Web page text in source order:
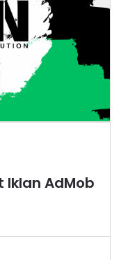
Iklan AdMob